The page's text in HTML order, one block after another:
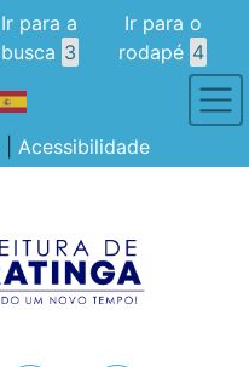
Ir para a
busca 3
Ir para o
rodapé 4
Acessibilidade